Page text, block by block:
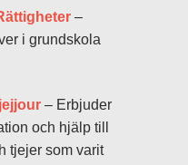
–
i grundskola
– Erbjuder
och hjälp till
tjejer som varit